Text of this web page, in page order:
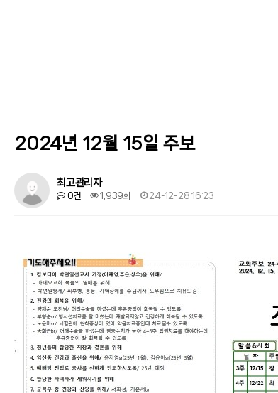
2024년 12월 15일 주보
최고관리자
0건 1,939회 24-12-28 16:23